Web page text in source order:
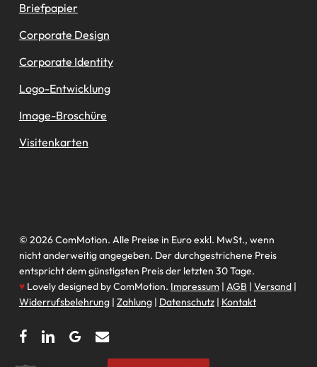
Briefpapier
Corporate Design
Corporate Identity
Logo-Entwicklung
Image-Broschüre
Visitenkarten
© 2026 ComMotion. Alle Preise in Euro exkl. MwSt., wenn
nicht anderweitig angegeben. Der durchgestrichene Preis
entspricht dem günstigsten Preis der letzten 30 Tage.
♥Lovely designed by ComMotion. Impressum| AGB | Versand|
Widerrufsbelehrung| Zahlung| Datenschutz| Kontakt
facebooklinkedingoogle-email